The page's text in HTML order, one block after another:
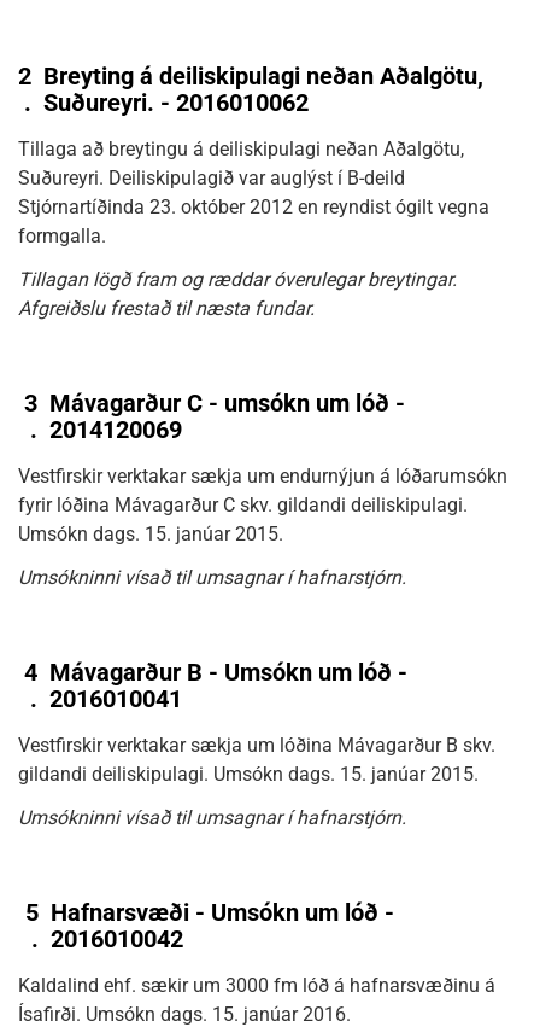
2
.
Breyting á deiliskipulagi neðan Aðalgötu,
Suðureyri. - 2016010062
Tillaga að breytingu á deiliskipulagi neðan Aðalgötu,
Suðureyri. Deiliskipulagið var auglýst í B-deild
Stjórnartíðinda 23. október 2012 en reyndist ógilt vegna
formgalla.
Tillagan lögð fram og ræddar óverulegar breytingar.
Afgreiðslu frestað til næsta fundar.
3
.
Mávagarður C - umsókn um lóð -
2014120069
Vestfirskir verktakar sækja um endurnýjun á lóðarumsókn
fyrir lóðina Mávagarður C skv. gildandi deiliskipulagi.
Umsókn dags. 15. janúar 2015.
Umsókninni vísað til umsagnar í hafnarstjórn.
4
.
Mávagarður B - Umsókn um lóð -
2016010041
Vestfirskir verktakar sækja um lóðina Mávagarður B skv.
gildandi deiliskipulagi. Umsókn dags. 15. janúar 2015.
Umsókninni vísað til umsagnar í hafnarstjórn.
5
.
Hafnarsvæði - Umsókn um lóð -
2016010042
Kaldalind ehf. sækir um 3000 fm lóð á hafnarsvæðinu á
Ísafirði. Umsókn dags. 15. janúar 2016.